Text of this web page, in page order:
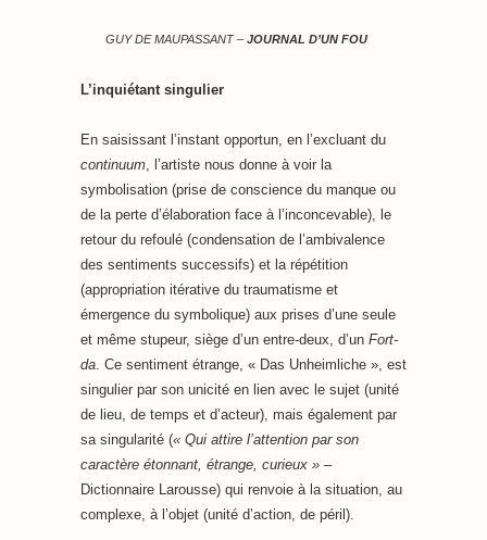
GUY DE MAUPASSANT – JOURNAL D’UN FOU
L’inquiétant singulier
En saisissant l’instant opportun, en l’excluant du
continuum, l’artiste nous donne à voir la
symbolisation (prise de conscience du manque ou
de la perte d’élaboration face à l’inconcevable), le
retour du refoulé (condensation de l’ambivalence
des sentiments successifs) et la répétition
(appropriation itérative du traumatisme et
émergence du symbolique) aux prises d’une seule
et même stupeur, siège d’un entre-deux, d’un Fort-
da. Ce sentiment étrange, « Das Unheimliche », est
singulier par son unicité en lien avec le sujet (unité
de lieu, de temps et d’acteur), mais également par
sa singularité (« Qui attire l’attention par son
caractère étonnant, étrange, curieux » –
Dictionnaire Larousse) qui renvoie à la situation, au
complexe, à l’objet (unité d’action, de péril).